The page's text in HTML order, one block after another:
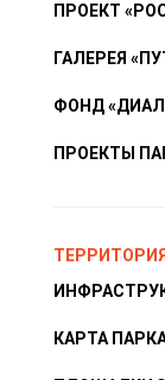
ПРОЕКТ
ГАЛЕРЕЯ
ФОНД
ПРОЕКТЫ
ТЕРРИТОРИЯ
КАРТА